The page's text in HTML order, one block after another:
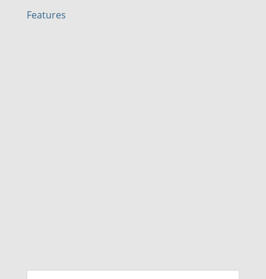
Features